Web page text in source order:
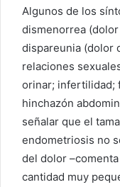
Algunos de los
dismenorrea
dispareunia (dolor
relaciones
orinar; infertilidad;
hinchazón
señalar que el
endometriosis no
del dolor
cantidad muy